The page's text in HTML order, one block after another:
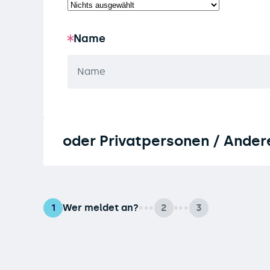
Name
oder Privatpersonen /
Wer meldet an?